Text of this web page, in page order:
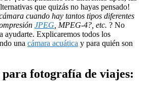
que quizás no hayas pensado!
cuando hay tantos tipos diferentes
JPEG , MPEG-4?, etc. ? No
ayudarte. Explicaremos todos los
una cámara acuática y para quién son
fotografía de viajes: